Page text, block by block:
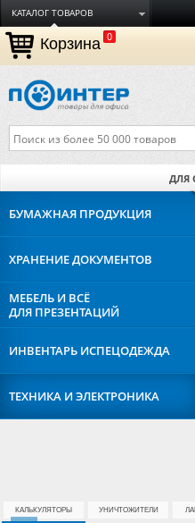
КАТАЛОГ ТОВАРОВ
ДОСТАВКА
ОПЛАТА
ТОРГОВЫЕ МАРКИ
О КОМПАНИИ
Корзина 0
ДЛЯ
БУМАЖНАЯ ПРОДУКЦИЯ
ХРАНЕНИЕДОКУМЕНТОВ
МЕБЕЛЬ И ВСЁ
ДЛЯ ПРЕЗЕНТАЦИЙ
ИНВЕНТАРЬ ИСПЕЦОДЕЖДА
ТЕХНИКА ИЭЛЕКТРОНИКА
КАЛЬКУЛЯТОРЫ УНИЧТОЖИТЕЛИ